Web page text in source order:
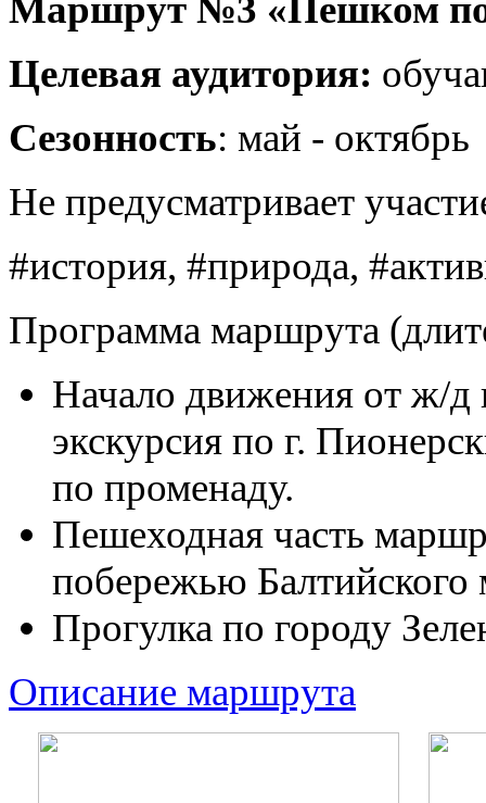
Маршрут №3 «Пешком по
Целевая аудитория:
Сезонность: май - октябрь
Не предусматривает
#история, #природа,
Программа маршрута
Начало движения от ж/д
экскурсия по г.
по променаду.
Пешеходная часть
побережью Балтийского
Прогулка по городу
Описание маршрута